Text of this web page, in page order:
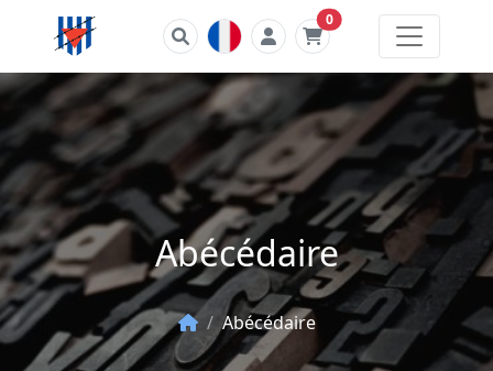
0Number product
Abécédaire
Abécédaire